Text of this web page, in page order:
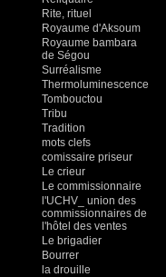
Rite, rituel
Royaume d'Aksoum
Royaume bambara
de Ségou
Surréalisme
Thermoluminescence
Tombouctou
Tribu
Tradition
mots clefs
comissaire priseur
Le crieur
Le commissionnaire
l'UCHV_ union des
commissionnaires de
l'hôtel des ventes
Le brigadier
Bourrer
la drouille